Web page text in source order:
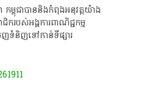
ម្ពុជា​បាន​​និងកំពុងអនុវត្តយ៉ាង
ករបស់អង្គការពាណិជ្ជកម្ម
ញទំនិញទៅកាន់ទីផ្សារ